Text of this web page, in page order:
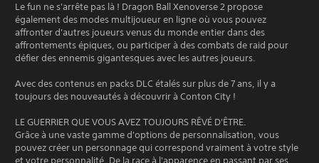
Le fun ne s'arrête pas là ! Dragon Ball Xenoverse 2 propose
également des modes multijoueur en ligne où vous pouvez
affronter d'autres joueurs venus du monde entier dans des
affrontements épiques, ou participer à des combats de raid pour
défier des ennemis gigantesques avec les autres joueurs.
Avec des contenus en packs DLC étalés sur plus de 7 ans, il y a
toujours des nouveautés à découvrir à Conton City !
LE GUERRIER QUE VOUS AVEZ TOUJOURS RÊVÉ D'ÊTRE.
Grâce à une vaste gamme d'options de personnalisation, vous
pouvez créer un personnage qui correspond vraiment à votre style
et votre personnalité. De la race à l'apparence en passant par ses